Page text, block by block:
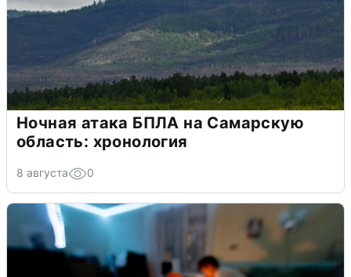
Ночная атака БПЛА на Самарскую
область: хронология
8 августа 0